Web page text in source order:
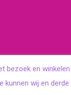
en
wij en